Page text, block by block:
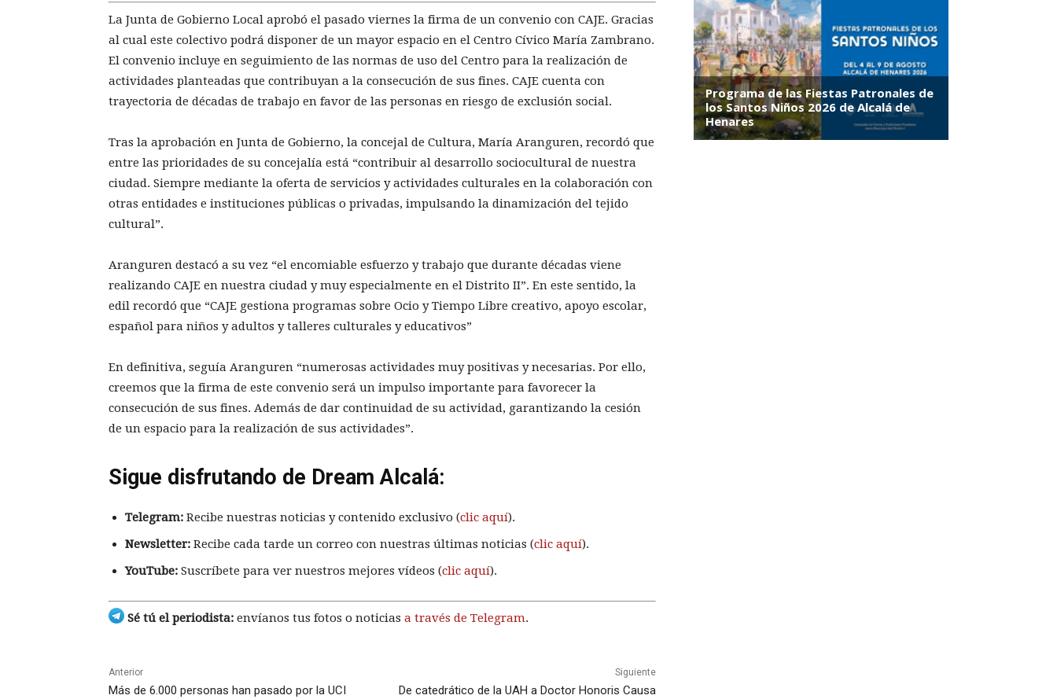
La Junta de Gobierno Local aprobó el pasado viernes la firma de un convenio con CAJE. Gracias
al cual este colectivo podrá disponer de un mayor espacio en el Centro Cívico María Zambrano.
El convenio incluye en seguimiento de las normas de uso del Centro para la realización de
actividades planteadas que contribuyan a la consecución de sus fines. CAJE cuenta con
trayectoria de décadas de trabajo en favor de las personas en riesgo de exclusión social.
Tras la aprobación en Junta de Gobierno, la concejal de Cultura, María Aranguren, recordó que
entre las prioridades de su concejalía está “contribuir al desarrollo sociocultural de nuestra
ciudad. Siempre mediante la oferta de servicios y actividades culturales en la colaboración con
otras entidades e instituciones públicas o privadas, impulsando la dinamización del tejido
cultural”.
Aranguren destacó a su vez “el encomiable esfuerzo y trabajo que durante décadas viene
realizando CAJE en nuestra ciudad y muy especialmente en el Distrito II”. En este sentido, la
edil recordó que “CAJE gestiona programas sobre Ocio y Tiempo Libre creativo, apoyo escolar,
español para niños y adultos y talleres culturales y educativos”
En definitiva, seguía Aranguren “numerosas actividades muy positivas y necesarias. Por ello,
creemos que la firma de este convenio será un impulso importante para favorecer la
consecución de sus fines. Además de dar continuidad de su actividad, garantizando la cesión
de un espacio para la realización de sus actividades”.
Sigue disfrutando de Dream Alcalá:
Telegram: Recibe nuestras noticias y contenido exclusivo (clic aquí).
Newsletter: Recibe cada tarde un correo con nuestras últimas noticias (clic aquí).
YouTube: Suscríbete para ver nuestros mejores vídeos (clic aquí).
Sé tú el periodista: envíanos tus fotos o noticias a través de Telegram.
Anterior
Más de 6.000 personas han pasado por la UCI
Siguiente
De catedrático de la UAH a Doctor Honoris Causa